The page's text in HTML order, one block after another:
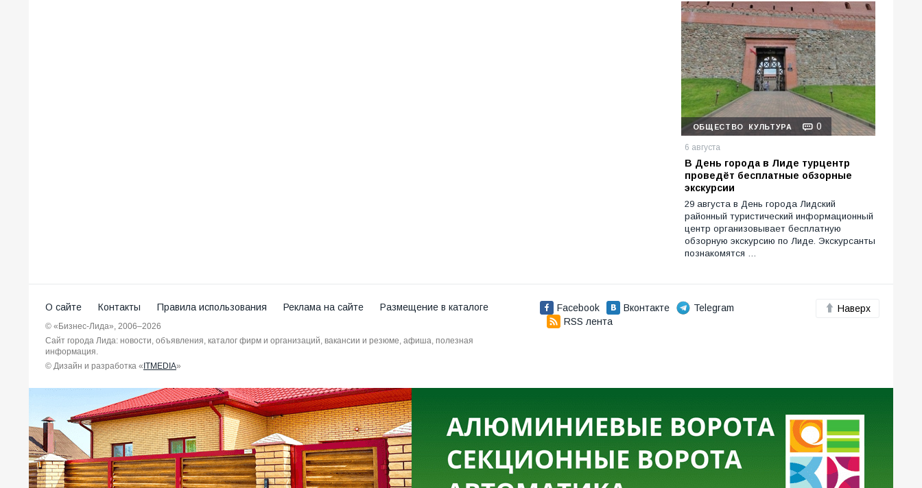
ОБЩЕСТВО КУЛЬТУРА 0
6 августа
В День города в Лиде турцентр
проведёт бесплатные обзорные
экскурсии
29 августа в День города Лидский
районный туристический информационный
центр организовывает бесплатную
обзорную экскурсию по Лиде. Экскурсанты
познакомятся …
О сайте Контакты Правила использования Реклама на сайте Размещение в каталоге
© «Бизнес-Лида», 2006–2026
Сайт города Лида: новости, объявления, каталог фирм и организаций, вакансии и резюме, афиша, полезная
информация.
© Дизайн и разработка «ITMEDIA»
Facebook Вконтакте
Telegram
RSS лента
Наверх